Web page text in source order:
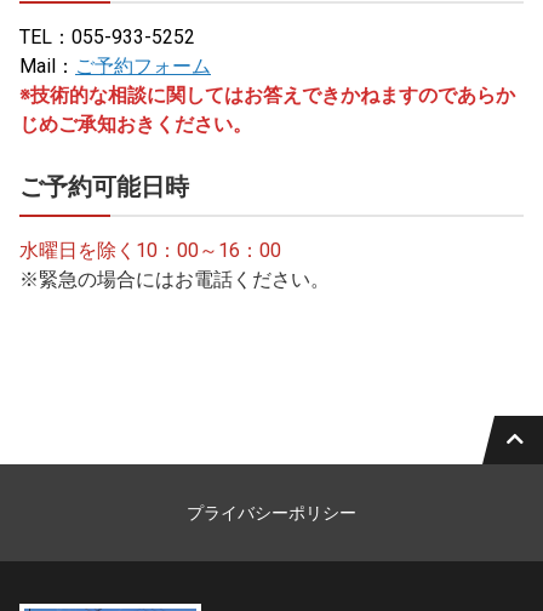
TEL：055-933-5252
Mail： ご予約フォーム
※技術的な相談に関してはお答えできかねますのであらか
じめご承知おきください。
ご予約可能日時
水曜日を除く10：00～16：00
※緊急の場合にはお電話ください。
プライバシーポリシー